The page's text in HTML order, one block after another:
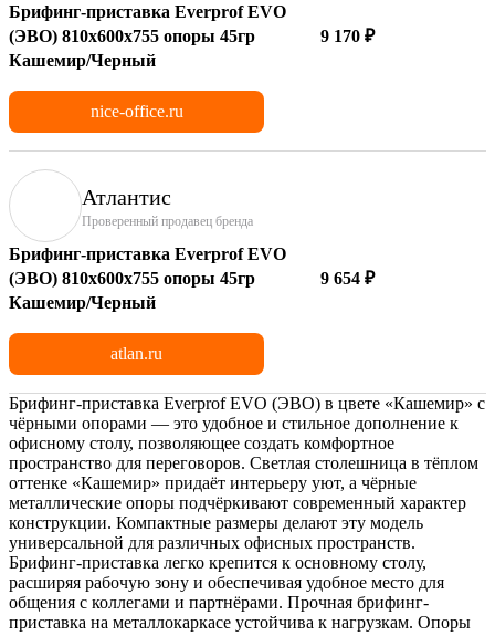
Брифинг-приставка Everprof EVO
(ЭВО) 810х600x755 опоры 45гр
Кашемир/Черный
9 170 ₽
nice-office.ru
Атлантис
Проверенный продавец бренда
Брифинг-приставка Everprof EVO
(ЭВО) 810х600x755 опоры 45гр
Кашемир/Черный
9 654 ₽
atlan.ru
Брифинг-приставка Everprof EVO (ЭВО) в цвете «Кашемир» с
чёрными опорами — это удобное и стильное дополнение к
офисному столу, позволяющее создать комфортное
пространство для переговоров. Светлая столешница в тёплом
оттенке «Кашемир» придаёт интерьеру уют, а чёрные
металлические опоры подчёркивают современный характер
конструкции. Компактные размеры делают эту модель
универсальной для различных офисных пространств.
Брифинг-приставка легко крепится к основному столу,
расширяя рабочую зону и обеспечивая удобное место для
общения с коллегами и партнёрами. Прочная брифинг-
приставка на металлокаркасе устойчива к нагрузкам. Опоры